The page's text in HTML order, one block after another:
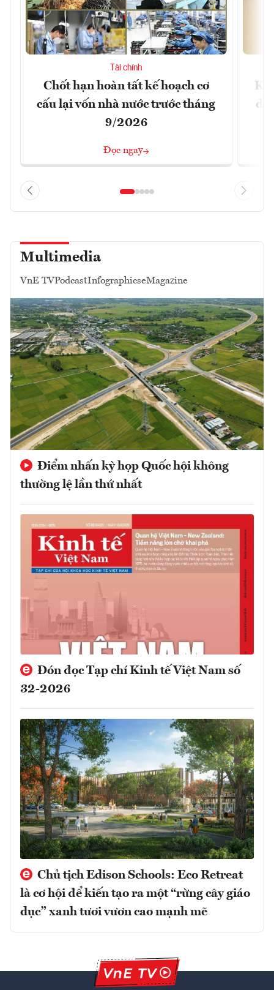
Tài chính
Chốt hạn hoàn tất kế hoạch cơ
cấu lại vốn nhà nước trước tháng
9/2026
Đọc ngay
Multimedia
VnE TVPodcastInfographicseMagazine
Điểm nhấn kỳ họp Quốc hội không
thường lệ lần thứ nhất
Đón đọc Tạp chí Kinh tế Việt Nam số
32-2026
Chủ tịch Edison Schools: Eco Retreat
là cơ hội để kiến tạo ra một “rừng cây giáo
dục” xanh tươi vươn cao mạnh mẽ